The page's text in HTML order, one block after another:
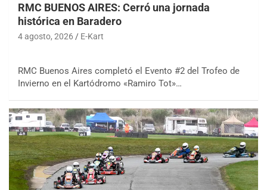
RMC BUENOS AIRES: Cerró una jornada
histórica en Baradero
4 agosto, 2026 E-Kart
RMC Buenos Aires completó el Evento #2 del Trofeo de
Invierno en el Kartódromo «Ramiro Tot»…